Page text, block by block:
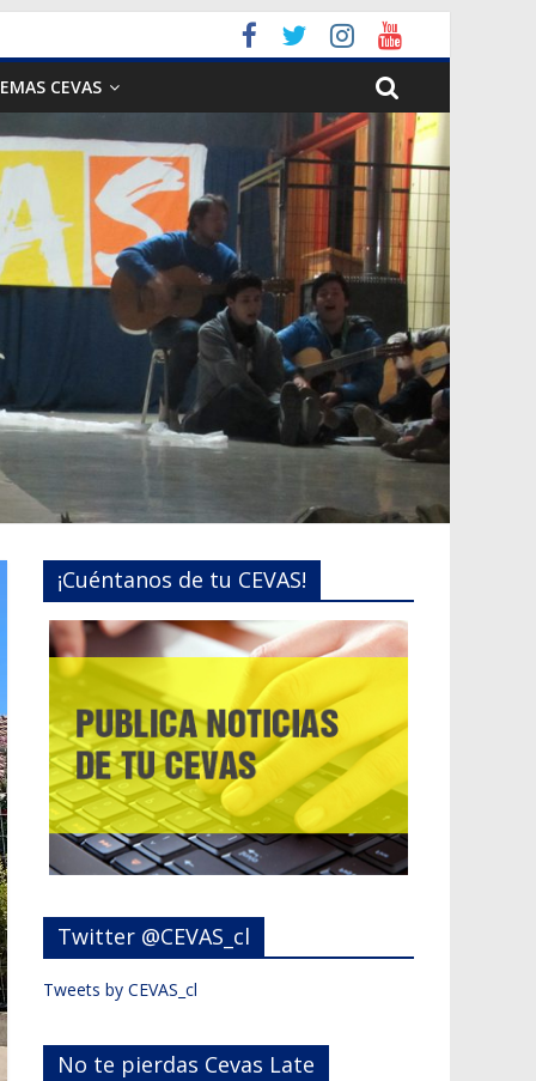
CEVAS
¡Cuéntanos de tu CEVAS!
Twitter @CEVAS_cl
Tweets by CEVAS_cl
No te pierdas Cevas Late